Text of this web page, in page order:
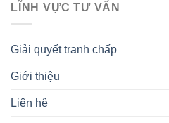
LĨNH VỰC TƯ VẤN
Giải quyết tranh chấp
Giới thiệu
Liên hệ